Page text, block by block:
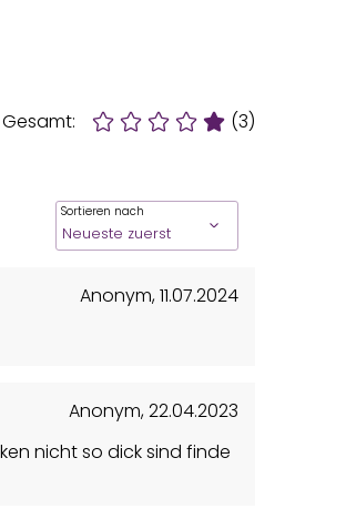
Gesamt: (3)
Sortieren nach
Anonym,11.07.2024
Anonym,22.04.2023
nicht so dick sind finde